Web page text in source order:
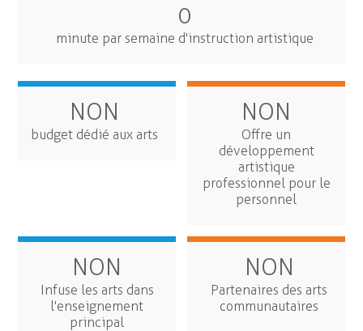
0
minute par semaine d'instruction artistique
NON
budget dédié aux arts
NON
Offre un
développement
artistique
professionnel pour le
personnel
NON
Infuse les arts dans
l'enseignement
principal
NON
Partenaires des arts
communautaires